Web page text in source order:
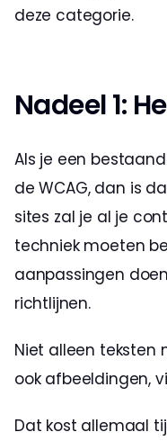
deze categorie.
Nadeel 1:
Als je een
de WCAG, dan is
sites zal je al je
techniek moeten
aanpassingen
richtlijnen.
Niet alleen teksten
ook afbeeldingen,
Dat kost allemaal